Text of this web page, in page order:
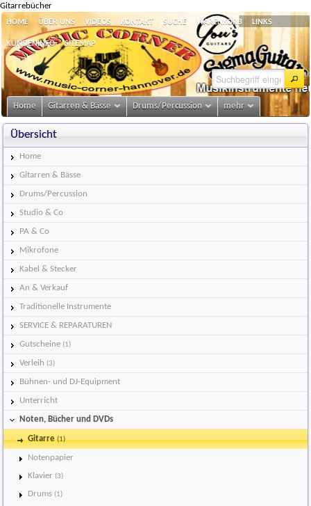
Gitarrebücher
HOME ÜBER UNS VIDEOS KONTAKT SUCHE WARENKORB LINKS
KUNDENINFO SITEMAP
Home Gitarren & Bässe Drums/Percussion mehr
Übersicht
Home
Gitarren & Bässe
Drums/Percussion
Studio & Co
PA & Co
Mikrofone
Kabel & Stecker
An & Verkauf
Traditionelle Instrumente
SERVICE & REPARATUREN
Gutscheine (1)
Verleih (3)
Bühnen- und DJ-Equipment
Unterricht
Noten, Bücher und DVDs
Gitarre(1)
Notenpapier
Klavier (3)
Drums (1)